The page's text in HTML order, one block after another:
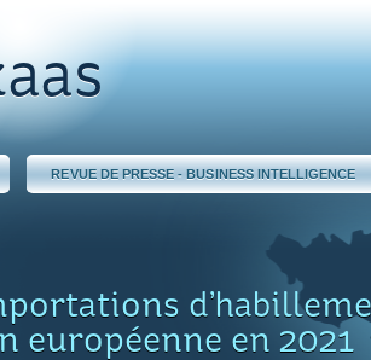
REVUE DE PRESSE - BUSINESS INTELLIGENCE
européenne en 2021